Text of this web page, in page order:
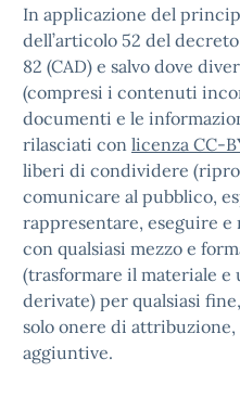
In applicazione del
dell’articolo 52 del
82 (CAD) e salvo dove
(compresi i contenuti
documenti e le
rilasciati con licenza CC-
liberi di condividere
comunicare al pubblico,
rappresentare, eseguire
con qualsiasi mezzo e
(trasformare il materiale
derivate) per qualsiasi
solo onere di
aggiuntive.